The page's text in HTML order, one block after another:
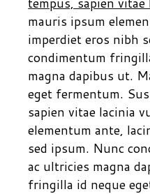
mauris ipsum
imperdiet eros nibh
condimentum
magna dapibus ut.
eget fermentum.
sapien vitae lacinia
elementum ante,
sed ipsum. Nunc
ac ultricies magna
fringilla id neque